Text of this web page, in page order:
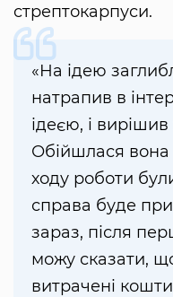
стрептокарпуси.
«На ідею
натрапив в
ідеєю, і вирішив
Обійшлася вона
ходу роботи
справа буде
зараз, після
можу сказати,
витрачені